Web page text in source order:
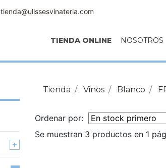
tienda@ulissesvinateria.com
TIENDA ONLINE NOSOTROS
Tienda Vinos Blanco
Ordenar por:
Se muestran 3 productos en 1